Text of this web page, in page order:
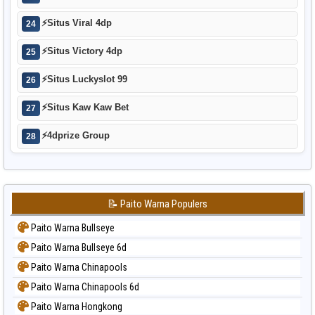
24 ⚡Situs Viral 4dp
25 ⚡Situs Victory 4dp
26 ⚡Situs Luckyslot 99
27 ⚡Situs Kaw Kaw Bet
28 ⚡4dprize Group
📝 Paito Warna Populers
Paito Warna Bullseye
Paito Warna Bullseye 6d
Paito Warna Chinapools
Paito Warna Chinapools 6d
Paito Warna Hongkong